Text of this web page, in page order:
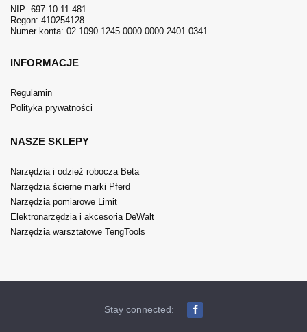
NIP: 697-10-11-481
Regon: 410254128
Numer konta: 02 1090 1245 0000 0000 2401 0341
INFORMACJE
Regulamin
Polityka prywatności
NASZE SKLEPY
Narzędzia i odzież robocza Beta
Narzędzia ścierne marki Pferd
Narzędzia pomiarowe Limit
Elektronarzędzia i akcesoria DeWalt
Narzędzia warsztatowe TengTools
Stay connected: